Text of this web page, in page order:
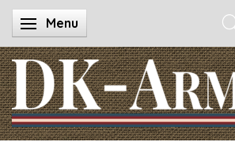
Toggle navigation
Menu